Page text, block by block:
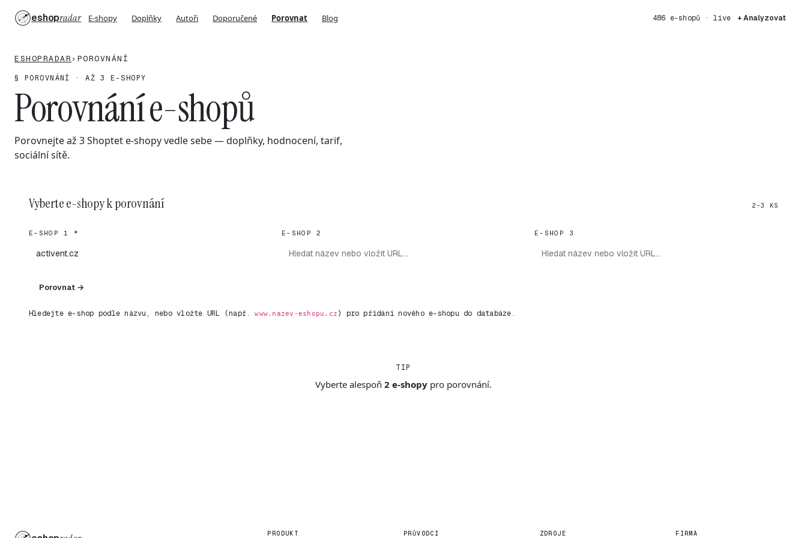
eshopradar E-shopy Doplňky Autoři Doporučené Porovnat Blog 486 e-shopů · live + Analyzovat
ESHOPRADAR › POROVNÁNÍ
§ POROVNÁNÍ · AŽ 3 E-SHOPY
Porovnání e-shopů
Porovnejte až 3 Shoptet e-shopy vedle sebe — doplňky, hodnocení, tarif,
sociální sítě.
Vyberte e-shopy k porovnání 2-3 KS
E-SHOP 1 * E-SHOP 2 E-SHOP 3
Porovnat →
Hledejte e-shop podle názvu, nebo vložte URL (např.www.nazev-eshopu.cz) pro přidání nového e-shopu do databáze.
TIP
Vyberte alespoň 2 e-shopy pro porovnání.
PRODUKT PRŮVODCI ZDROJE FIRMA